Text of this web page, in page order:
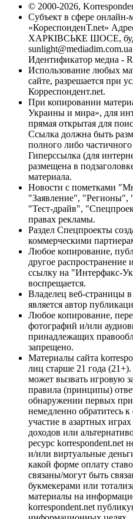
© 2000-2026,
Субъект в сфере
«КореспонденТ.net»
ХАРКІВСЬКЕ ШОСЕ,
sunlight@mediadim.com.ua
Идентификатор медиа -
Использование любых
сайте, разрешается при
Корреспондент.net.
При копировании
Украины и мира», для
прямая открытая для
Ссылка должна быть
полного либо
Гиперссылка (для
размещена в
материала.
Новости с пометками
"Заявление",
"Тест-драйв",
правах рекламы.
Раздел Спецпроекты
коммерческими
Любое копирование,
другое
ссылку на "Интерфакс-
воспрещается.
Владелец веб-страницы
является автор
Любое копирование,
фотографий и/или
принадлежащих
запрещено.
Материалы сайта
лиц старше 21 года
может вызвать игровую
правила (принципы)
обнаружении первых
немедленно обратитесь
участие в азартных
доходов или
ресурс korrespondent.net
и/или виртуальные
какой форме оплату
связаны/могут быть
букмекерами или
материалы на
korrespondent.net